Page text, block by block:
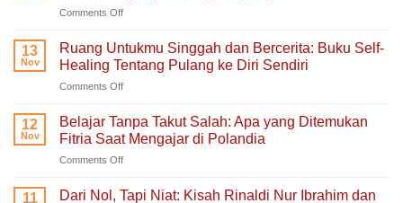
Comments Offon
Terlalu
Untuk
Mengeluh:
Aman
untuk
Berjuang
13
Nov
Ruang Untukmu Singgah dan Bercerita: Buku Self-
Healing Tentang Pulang ke Diri Sendiri
Comments Offon
Untukmu
Singgah
dan
Bercerita:
Self-
12
Nov
Belajar Tanpa Takut Salah: Apa yang Ditemukan
Fitria Saat Mengajar di Polandia
Comments Offon
Tanpa
11
Dari Nol, Tapi Niat: Kisah Rinaldi Nur Ibrahim dan